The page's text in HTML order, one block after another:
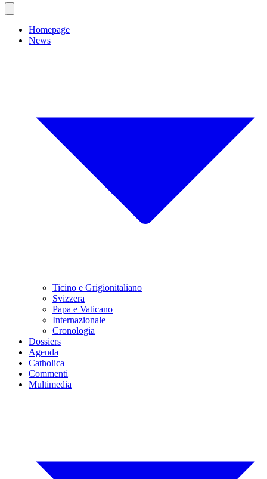
Homepage
News
Ticino e Grigionitaliano
Svizzera
Papa e Vaticano
Internazionale
Cronologia
Dossiers
Agenda
Catholica
Commenti
Multimedia